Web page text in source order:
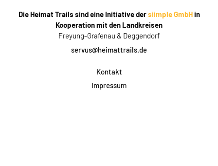
Die Heimat Trails sind eine Initiative dersiimple GmbHin
Kooperation mit den Landkreisen
Freyung-Grafenau & Deggendorf
servus@heimattrails.de
Kontakt
Impressum